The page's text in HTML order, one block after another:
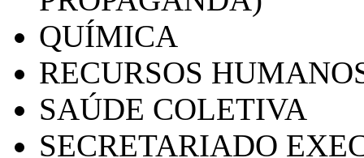
QUÍMICA
RECURSOS
SAÚDE COLETIVA
SECRETARIADO